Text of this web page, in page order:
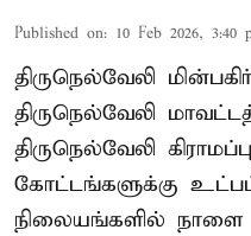
Published on: 10 Feb 2026, 3:40
திருநெல்வேலி
திருநெல்வேலி
திருநெல்வேலி
கோட்டங்களுக்கு
நிலையங்களில் நாளை